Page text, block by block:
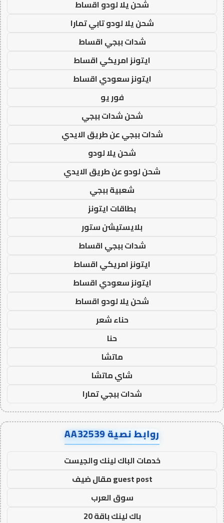
شحن يلا لودو اقساط
شحن يلا لودو تابي تمارا
شدات ببجي اقساط
ايتونز امريكي اقساط
ايتونز سعودي اقساط
فور يو
شحن شدات ببجي
شدات ببجي عن طريق الايدي
شحن يلا لودو
شحن لودو عن طريق الايدي
شعبية ببجي
بطاقات ايتونز
بلايستيشن ستور
شدات ببجي اقساط
ايتونز امريكي اقساط
ايتونز سعودي اقساط
شحن يلا لودو اقساط
حناء شعر
حنا
ماتشا
شاي ماتشا
شدات ببجي تمارا
روابط نصية AA32539
خدمات الباك لينك والجيست
guest post مقال ضيف
سوق العرب
باك لينك باقة 20